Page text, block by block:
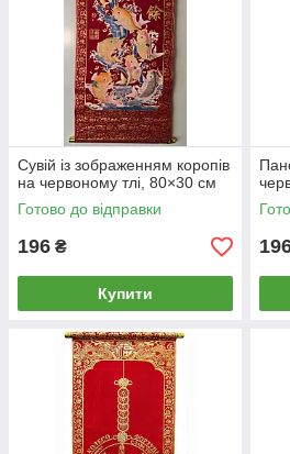
Сувій із зображенням коропів
на червоному тлі, 80×30 см
Готово до відправки
196 ₴
Купити